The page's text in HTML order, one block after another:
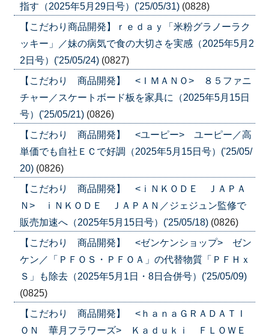
指す（2025年5月29日号）('25/05/31) (0828)
【こだわり商品開発】ｒｅｄａｙ「米粉グラノーラク
ッキー」／妹の病気で食の大切さを実感（2025年5月2
2日号）('25/05/24) (0827)
【こだわり 商品開発】 <ＩＭＡＮＯ> ８５ファニ
チャー／スケートボード板を家具に（2025年5月15日
号）('25/05/21) (0826)
【こだわり 商品開発】 <ユーピー> ユーピー／高
単価でも自社ＥＣで好調（2025年5月15日号）('25/05/
20) (0826)
【こだわり 商品開発】 <ｉＮＫＯＤＥ ＪＡＰＡ
Ｎ> ｉＮＫＯＤＥ ＪＡＰＡＮ／ジェジュン監修で
販売加速へ（2025年5月15日号）('25/05/18) (0826)
【こだわり 商品開発】 <ゼンケンショップ> ゼン
ケン／「ＰＦＯＳ・ＰＦＯＡ」の代替物質「ＰＦＨｘ
Ｓ」も除去（2025年5月1日・8日合併号）('25/05/09)
(0825)
【こだわり 商品開発】 <ｈａｎａＧＲＡＤＡＴＩ
ＯＮ 華月フラワーズ> Ｋａｄｕｋｉ ＦＬＯＷＥ